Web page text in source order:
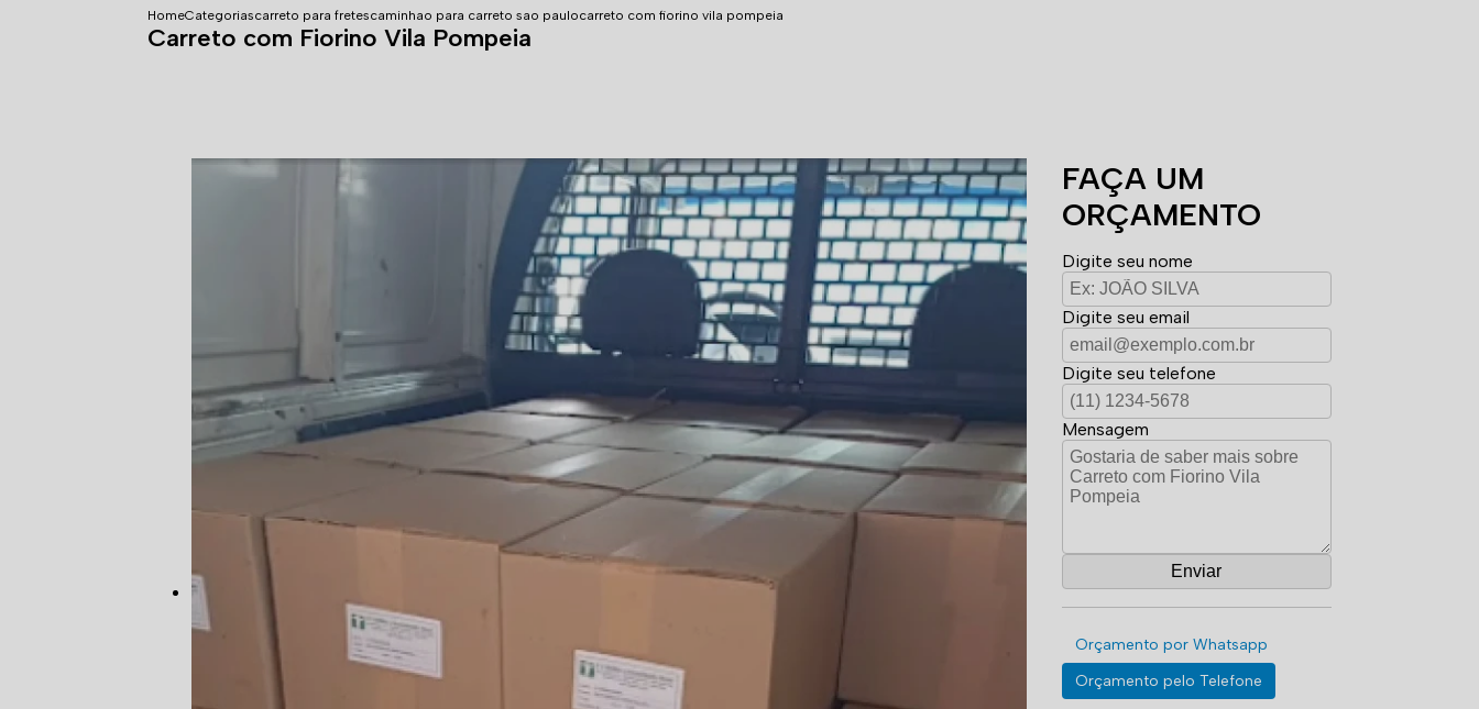
HomeCategoriascarreto para fretescaminhao para carreto sao paulocarreto com fiorino vila pompeia
Carreto com Fiorino Vila Pompeia
FAÇA UM
ORÇAMENTO
Digite seu nome
Digite seu email
Digite seu telefone
Mensagem
Orçamento por Whatsapp
Orçamento pelo Telefone